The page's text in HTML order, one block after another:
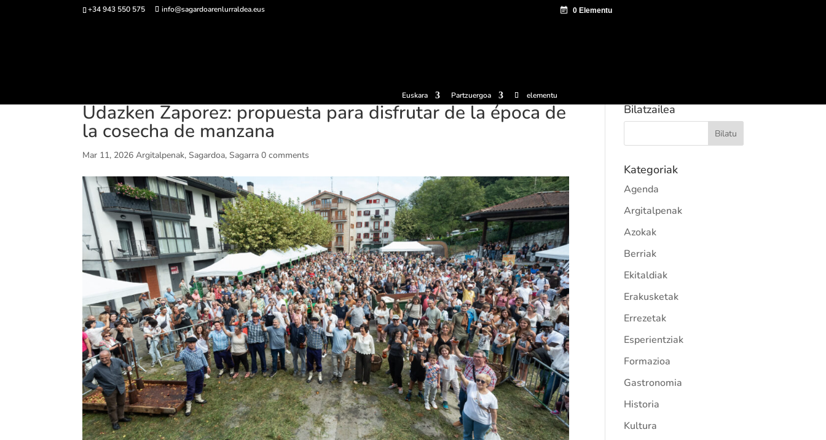
+34 943 550 575 info@sagardoarenlurraldea.eus
Euskara Partzuergoa elementu
Udazken Zaporez: propuesta para disfrutar de la época de
la cosecha de manzana
Mar 11, 2026 Argitalpenak,Sagardoa,Sagarra 0 comments
Bilatzailea
Kategoriak
Agenda
Argitalpenak
Azokak
Berriak
Ekitaldiak
Erakusketak
Errezetak
Esperientziak
Formazioa
Gastronomia
Historia
Kultura